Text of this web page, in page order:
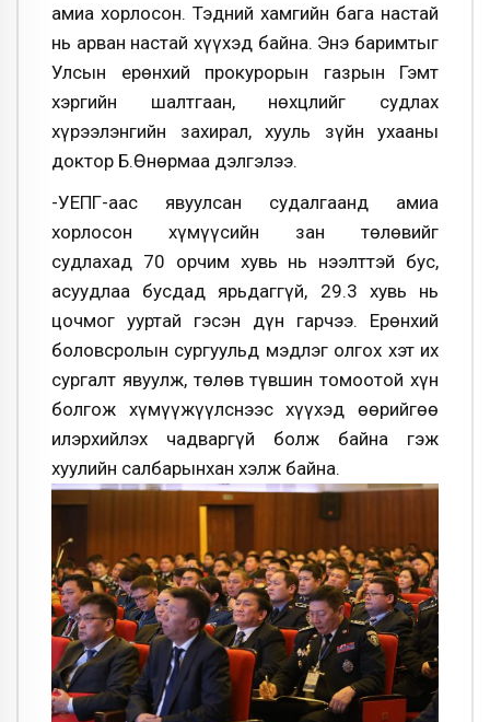
амиа хорлосон. Тэдний хамгийн бага настай
нь арван настай хүүхэд байна. Энэ баримтыг
Улсын ерөнхий прокурорын газрын Гэмт
хэргийн шалтгаан, нөхцлийг судлах
хүрээлэнгийн захирал, хууль зүйн ухааны
доктор Б.Өнөрмаа дэлгэлээ.
-УЕПГ-аас явуулсан судалгаанд амиа
хорлосон хүмүүсийн зан төлөвийг
судлахад 70 орчим хувь нь нээлттэй бус,
асуудлаа бусдад ярьдаггүй, 29.3 хувь нь
цочмог ууртай гэсэн дүн гарчээ. Ерөнхий
боловсролын сургуульд мэдлэг олгох хэт их
сургалт явуулж, төлөв түвшин томоотой хүн
болгож хүмүүжүүлснээс хүүхэд өөрийгөө
илэрхийлэх чадваргүй болж байна гэж
хуулийн салбарынхан хэлж байна.